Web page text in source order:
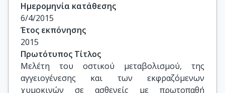
Ημερομηνία κατάθεσης
6/4/2015
Έτος εκπόνησης
2015
Πρωτότυπος Τίτλος
Μελέτη του οστικού μεταβολισμού, της
αγγειογένεσης και των εκφραζόμενων
χυμοκινών σε ασθενείς με πρωτοπαθή